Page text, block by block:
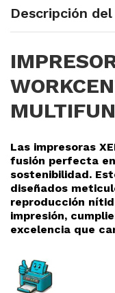
Descripción
Las impresoras
fusión perfecta
sostenibilidad.
diseñados
reproducción
impresión,
excelencia que